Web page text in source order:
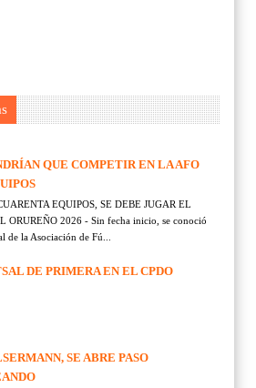
QUE COMPETIR EN LA AFO
EQUIPOS, SE DEBE JUGAR EL
ORUREÑO 2026 - Sin fecha inicio, se conoció
de la Asociación de Fú...
DE PRIMERA EN EL CPDO
SE ABRE PASO